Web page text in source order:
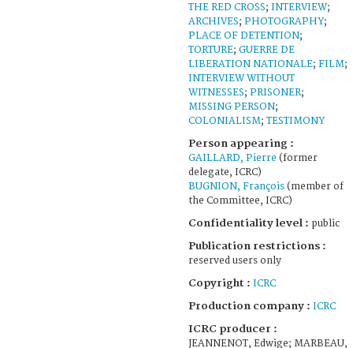
THE RED CROSS; INTERVIEW;
ARCHIVES; PHOTOGRAPHY;
PLACE OF DETENTION;
TORTURE; GUERRE DE
LIBERATION NATIONALE; FILM;
INTERVIEW WITHOUT
WITNESSES; PRISONER;
MISSING PERSON;
COLONIALISM;TESTIMONY
Person appearing :
GAILLARD, Pierre (former
delegate, ICRC)
BUGNION, François (member of
the Committee, ICRC)
Confidentiality level : public
Publication restrictions :
reserved users only
Copyright : ICRC
Production company : ICRC
ICRC producer :
JEANNENOT, Edwige; MARBEAU,